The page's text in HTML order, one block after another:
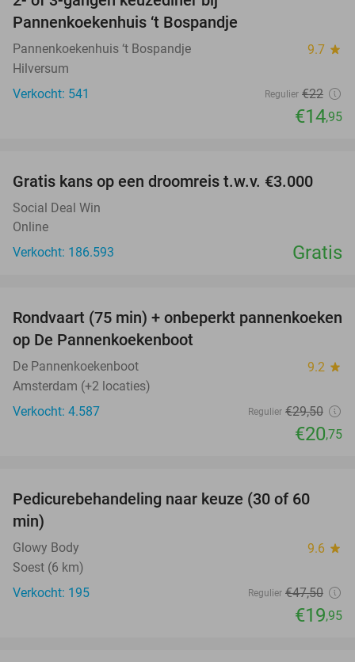
Pannenkoekenhuis ‘t Bospandje
Pannenkoekenhuis ‘t Bospandje 9.7 star
Hilversum
Verkocht: 541
Regulier €22
€14,95
Gratis kans op een droomreis t.w.v. €3.000
Social Deal Win
Online
Verkocht: 186.593
Gratis
30%
Rondvaart (75 min) + onbeperkt pannenkoeken
op De Pannenkoekenboot
De Pannenkoekenboot 9.2 star
Amsterdam (+2 locaties)
Verkocht: 4.587
Regulier €29,50
€20,75
58%
Pedicurebehandeling naar keuze (30 of 60
min)
Glowy Body 9.6 star
Soest (6 km)
Verkocht: 195
Regulier €47,50
€19,95